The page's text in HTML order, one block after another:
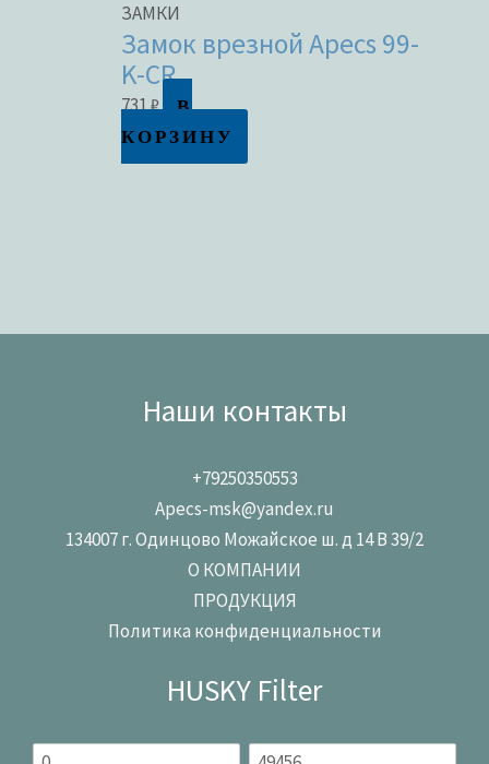
ЗАМКИ
Замок врезной Apecs 99-
K-CR
731₽
В
КОРЗИНУ
Наши контакты
+79250350553
Apecs-msk@yandex.ru
134007 г. Одинцово Можайское ш. д 14 В 39/2
О КОМПАНИИ
ПРОДУКЦИЯ
Политика конфиденциальности
HUSKY Filter